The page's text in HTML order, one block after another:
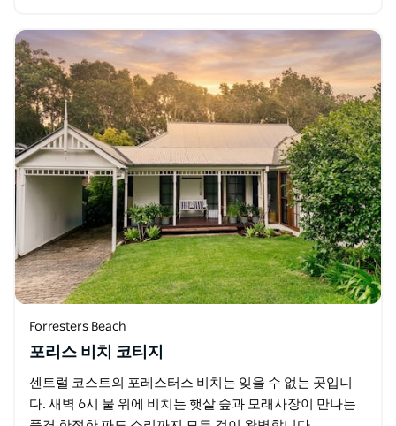
Forresters Beach
포리스 비치 코티지
센트럴 코스트의 포레스터스 비치는 잊을 수 없는 곳입니
다. 새벽 6시 물 위에 비치는 햇살 숲과 모래사장이 만나는